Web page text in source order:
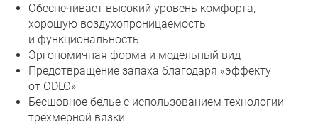
Обеспечивает высокий уровень комфорта,
хорошую воздухопроницаемость
и функциональность
Эргономичная форма и модельный вид
Предотвращение запаха благодаря «эффекту
от ODLO»
Бесшовное белье с использованием технологии
трехмерной вязки